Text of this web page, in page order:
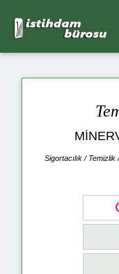
Sigortacılık / Temizlik